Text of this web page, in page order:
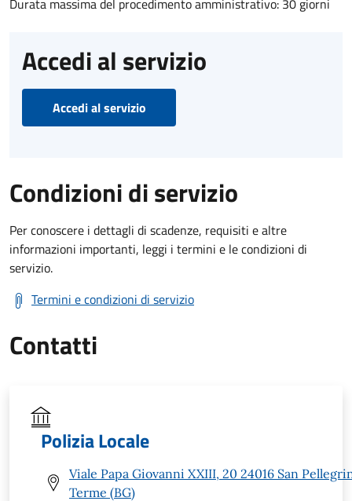
Accedi al servizio
Accedi al servizio
Condizioni di servizio
Per conoscere i dettagli di scadenze, requisiti e altre
informazioni importanti, leggi i termini e le condizioni di
servizio.
Termini e condizioni di servizio
Contatti
Polizia Locale
Viale Papa Giovanni XXIII, 20 24016 San
Terme (BG)